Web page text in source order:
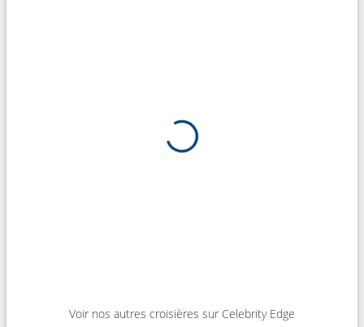
Voir nos autres croisières sur Celebrity Edge